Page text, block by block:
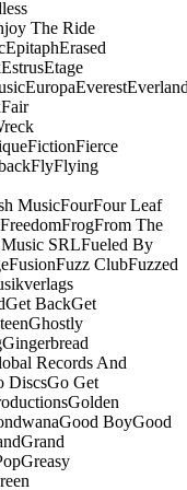
The Ride
EpitaphErased
EstrusEtage
EuropaEverest
Fair
FictionFierce
FlyFlying
MusicFourFour Leaf
FreedomFrogFrom The
SRLFueled By
FusionFuzz ClubFuzzed
Get BackGet
Ghostly
Gingerbread
Records And
DiscsGo Get
Golden
Good BoyGood
Grand
Greasy